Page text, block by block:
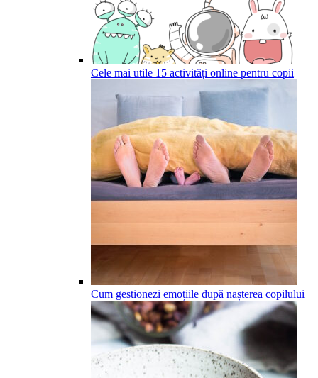
Cele mai utile 15 activități online pentru copii
Cum gestionezi emoțiile după nașterea copilului